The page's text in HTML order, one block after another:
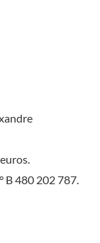
B 480 202 787.